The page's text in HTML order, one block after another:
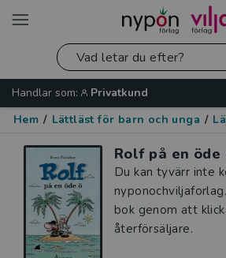
Handlar som:
Privatkund
Hem / Lättläst för barn och unga /
Rolf på en öde
Du kan tyvärr inte
bok genom att
återförsäljare.